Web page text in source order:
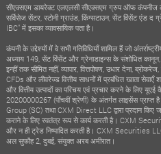
सीएक्सएम डायरेक्ट एलएलसी सीएक्सएम ग्रुप ऑफ कंपनीज
सर्विसेज सेंटर, स्टोनी ग्राउंड, किंग्सटाउन, सेंट विंसेंट एंड
IBC" में इसका व्यावसायिक पता है।
कंपनी के उद्देश्यों में वे सभी गतिविधियाँ शामिल हैं जो
अध्याय 149, सेंट विंसेंट और ग्रेनाडाइन्स के संशोधित कानून,
इन्हीं तक सीमित नहीं, व्यापार, वित्तपोषण, उधार देना,
CFDs और लीवरेज्ड वित्तीय साधनों में प्रबंधित खाता
और वित्तीय उत्पादों का परिचय एवं प्रचार करने के लिए यूएई
20200000267 (पाँचवीं श्रेणी) के अंतर्गत लाइसेंस प्राप्त
Group (SC) तथा CXM Direct LLC द्वारा प्रदान किए
कराने के लिए स्वतंत्र रूप से कार्य करती है। CXM
और न ही ट्रेड निष्पादित करती है। CXM Securities
अल सुफौह 2, दुबई, संयुक्त अरब अमीरात।